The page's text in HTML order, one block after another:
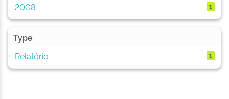
2008
1
Type
Relatório
1